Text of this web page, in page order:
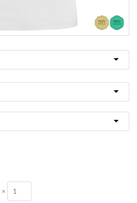
×